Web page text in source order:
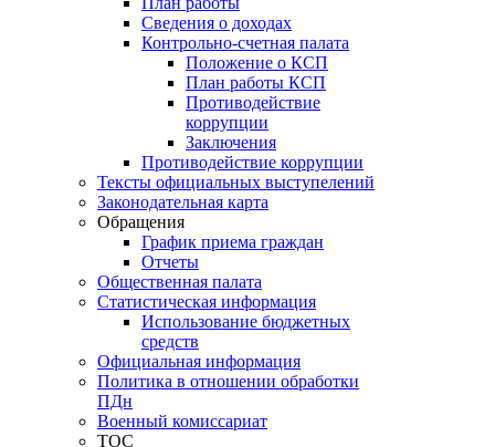
Сведения о доходах
Контрольно-счетная палата
Положение о КСП
План работы КСП
Противодействие
коррупции
Заключения
Противодействие коррупции
Тексты официальных выступелений
Законодательная карта
Обращения
График приема граждан
Отчеты
Общественная палата
Статистическая информация
Использование бюджетных
средств
Официальная информация
Политика в отношении обработки
ПДн
Военный комиссариат
ТОС